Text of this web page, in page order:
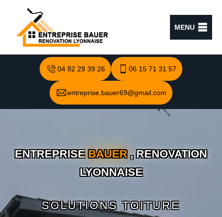
MENU
04 82 29 39 26 06 15 71 31 57
entreprise.bauer69@gmail.com
ENTREPRISEBAUER, RENOVATION
LYONNAISE
SOLUTIONS TOITURE